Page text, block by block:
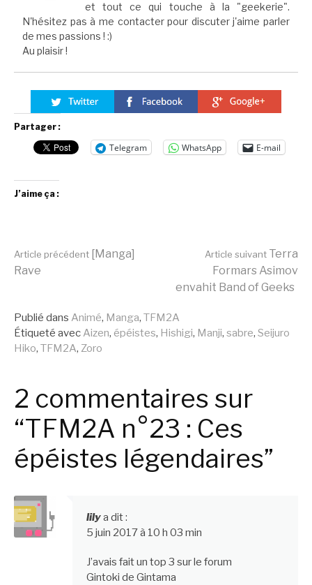
et tout ce qui touche à la "geekerie".
N'hésitez pas à me contacter pour discuter j'aime parler
de mes passions ! :)
Au plaisir !
Partager :
Telegram WhatsApp E-mail
J’aime ça :
Lire
la
suite
Article précédent [Manga]
Rave
Article suivant Terra
Formars Asimov
envahit Band of Geeks
Publié dans Animé, Manga, TFM2A
Étiqueté avec Aizen, épéistes, Hishigi, Manji, sabre, Seijuro
Hiko, TFM2A, Zoro
2 commentaires sur
“TFM2A n°23 : Ces
épéistes légendaires”
lilya dit :
5 juin 2017 à 10 h 03 min
J’avais fait un top 3 sur le forum
Gintoki de Gintama